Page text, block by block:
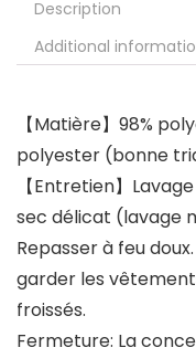
Description
Additional
【Matière】98%
polyester (bonne
【Entretien】
sec délicat (lavage
Repasser à feu
garder les
froissés.
Fermeture: La